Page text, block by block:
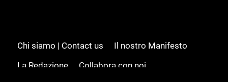
Chi siamo | Contact us
Il nostro Manifesto
La Redazione
Collabora con noi